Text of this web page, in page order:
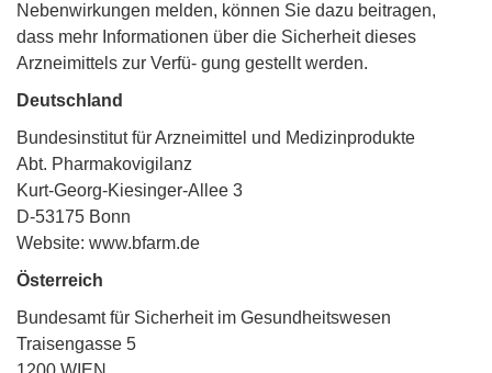
Nebenwirkungen melden, können Sie dazu beitragen,
dass mehr Informationen über die Sicherheit dieses
Arzneimittels zur Verfü- gung gestellt werden.
Deutschland
Bundesinstitut für Arzneimittel und Medizinprodukte
Abt. Pharmakovigilanz
Kurt-Georg-Kiesinger-Allee 3
D-53175 Bonn
Website: www.bfarm.de
Österreich
Bundesamt für Sicherheit im Gesundheitswesen
Traisengasse 5